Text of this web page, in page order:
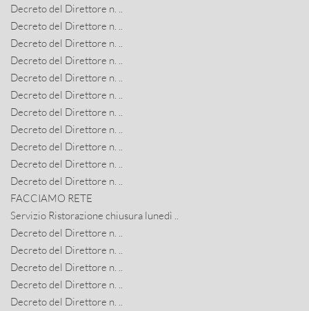
Decreto del Direttore n. ..
Decreto del Direttore n. ..
Decreto del Direttore n. ..
Decreto del Direttore n. ..
Decreto del Direttore n. ..
Decreto del Direttore n. ..
Decreto del Direttore n. ..
Decreto del Direttore n. ..
Decreto del Direttore n. ..
Decreto del Direttore n. ..
Decreto del Direttore n. ..
FACCIAMO RETE
Servizio Ristorazione chiusura lunedì ..
Decreto del Direttore n. ..
Decreto del Direttore n. ..
Decreto del Direttore n. ..
Decreto del Direttore n. ..
Decreto del Direttore n. ..